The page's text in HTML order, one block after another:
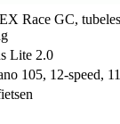
Race GC,
Lite 2.0
105, 12-speed,